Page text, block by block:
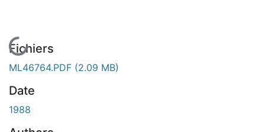
En cours de chargement...
Fichiers
ML46764.PDF (2.09 MB)
Date
1988